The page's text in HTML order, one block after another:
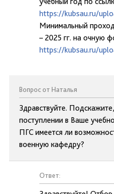
https://kubsau.ru/
Минимальный
– 2025 гг. на очную
https://kubsau.ru/
Вопрос от Наталья
Здравствуйте.
поступлении в Ваше
ПГС имеется ли
военную кафедру?
Ответ: